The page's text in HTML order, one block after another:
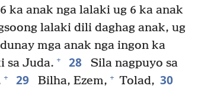
ka anak nga lalaki ug 6 ka anak
lalaki dili daghag anak, ug
mga anak nga ingon ka
sa Juda. + 28
Sila nagpuyo sa
+ 29 Bilha, Ezem, + Tolad, 30